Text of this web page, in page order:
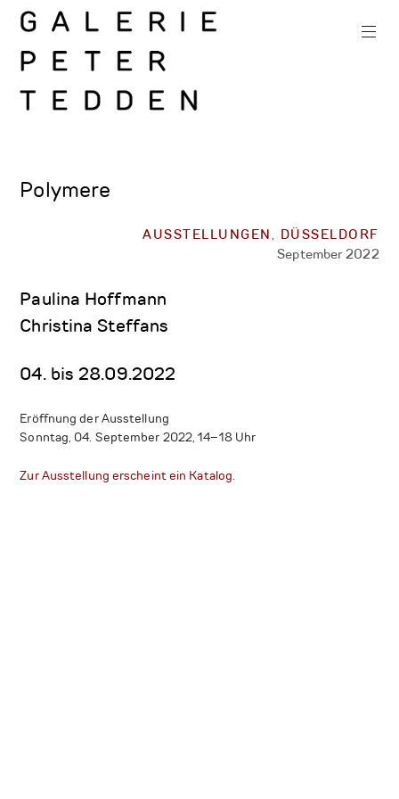
Zum
Inhalt
springen
Tedden
Polymere
AUSSTELLUNGEN , DÜSSELDORF
September 2022
Paulina Hoffmann
Christina Steffans
04. bis 28.09.2022
Eröffnung der Ausstellung
Sonntag, 04. September 2022, 14–18 Uhr
Zur Ausstellung erscheint ein Katalog.